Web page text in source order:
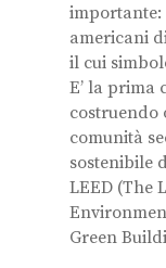
americani
il cui
E’ la prima
costruendo
comunità
sostenibile
LEED (The
Green